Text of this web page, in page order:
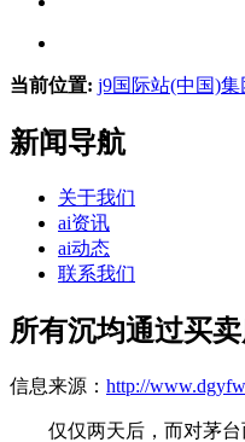
当前位置: j9国际站(中国)集
新闻导航
关于我们
ai资讯
ai动态
联系我们
所有沉均通过买
信息来源： http://
仅仅两天后，而对茅台